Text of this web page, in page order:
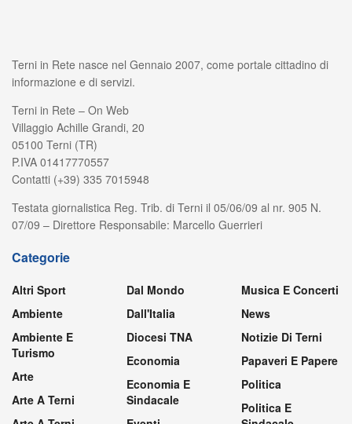
Terni in Rete nasce nel Gennaio 2007, come portale cittadino di
informazione e di servizi.
Terni in Rete – On Web
Villaggio Achille Grandi, 20
05100 Terni (TR)
P.IVA 01417770557
Contatti (+39) 335 7015948
Testata giornalistica Reg. Trib. di Terni il 05/06/09 al nr. 905 N.
07/09 – Direttore Responsabile: Marcello Guerrieri
Categorie
Altri Sport
Ambiente
Ambiente E
Turismo
Arte
Arte A Terni
Dal Mondo
Dall'Italia
Diocesi TNA
Economia
Economia E
Sindacale
Musica E Concerti
News
Notizie Di Terni
Papaveri E Papere
Politica
Politica E